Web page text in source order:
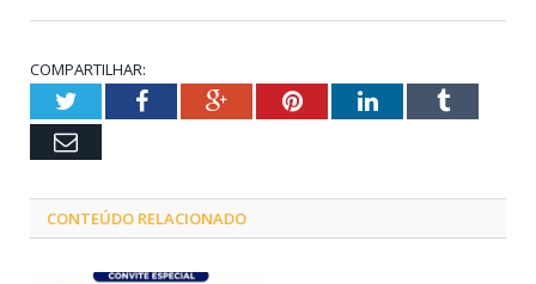
COMPARTILHAR:
TwitterFacebookGoogle+PinterestLinkedInTumblr
Email
CONTEÚDO RELACIONADO